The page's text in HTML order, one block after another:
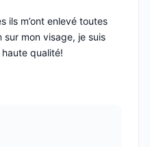
ils m’ont enlevé toutes
sur mon visage, je suis
qualité!